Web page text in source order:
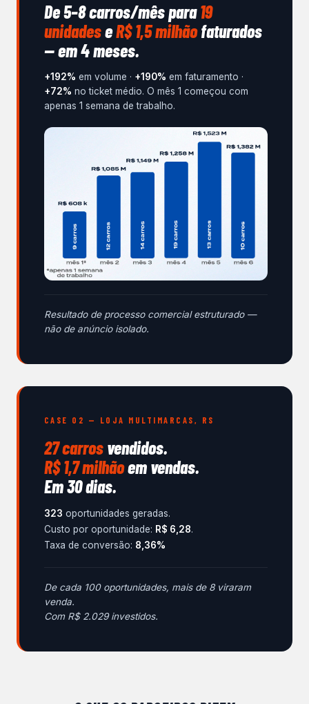
De 5–8 carros/mês para19
unidadeseR$ 1,5 milhãofaturados
— em 4 meses.
+192% em volume · +190% em faturamento ·
+72% no ticket médio. O mês 1 começou com
apenas 1 semana de trabalho.
Resultado de processo comercial estruturado —
não de anúncio isolado.
CASE 02 — LOJA MULTIMARCAS, RS
27 carrosvendidos.
R$ 1,7 milhãoem vendas.
Em 30 dias.
323 oportunidades geradas.
Custo por oportunidade: R$ 6,28.
Taxa de conversão: 8,36%
De cada 100 oportunidades, mais de 8 viraram
venda.
Com R$ 2.029 investidos.